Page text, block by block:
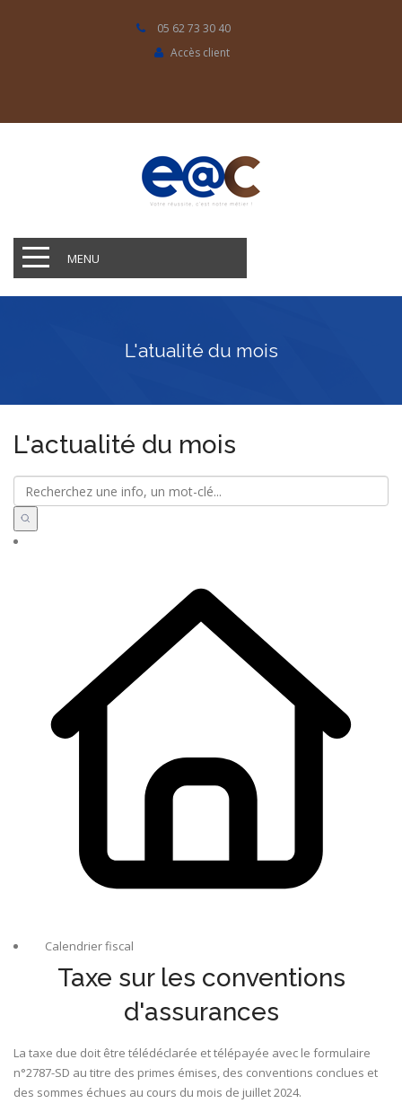
05 62 73 30 40
Accès client
MENU
L'atualité du mois
L'actualité du mois
Calendrier fiscal
Taxe sur les conventions
d'assurances
La taxe due doit être télédéclarée et télépayée avec le formulaire
n°2787-SD au titre des primes émises, des conventions conclues et
des sommes échues au cours du mois de juillet 2024.